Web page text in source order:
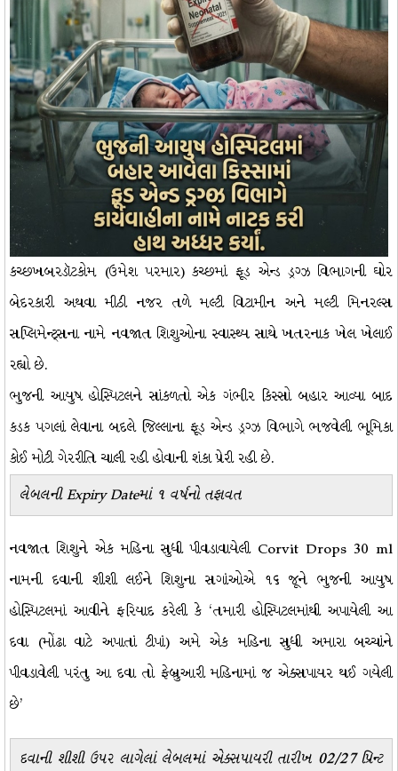
કચ્છખબરડૉટકોમ (ઉમેશ પરમાર) કચ્છમાં ફૂડ એન્ડ ડ્રગ્ઝ વિભાગની ઘોર
બેદરકારી અથવા મીઠી નજર તળે મલ્ટી વિટામીન અને મલ્ટી મિનરલ્સ
સપ્લિમેન્ટ્સના નામે નવજાત શિશુઓના સ્વાસ્થ્ય સાથે ખતરનાક ખેલ ખેલાઈ
રહ્યો છે.
ભુજની આયુષ હોસ્પિટલને સાંકળતો એક ગંભીર કિસ્સો બહાર આવ્યા બાદ
કડક પગલાં લેવાના બદલે જિલ્લાના ફૂડ એન્ડ ડ્રગ્ઝ વિભાગે ભજવેલી ભૂમિકા
કોઈ મોટી ગેરરીતિ ચાલી રહી હોવાની શંકા પ્રેરી રહી છે.
લેબલનીExpiry Dateમાં ૧ વર્ષનો તફાવત
નવજાત શિશુને એક મહિના સુધી પીવડાવાયેલી Corvit Drops 30 ml
નામની દવાની શીશી લઈને શિશુના સગાંઓએ ૧૬ જૂને ભુજની આયુષ
હોસ્પિટલમાં આવીને ફરિયાદ કરેલી કે ‘તમારી હોસ્પિટલમાંથી અપાયેલી આ
દવા (મોંઢા વાટે અપાતાં ટીપાં) અમે એક મહિના સુધી અમારા બચ્ચાંને
પીવડાવેલી પરંતુ આ દવા તો ફેબ્રુઆરી મહિનામાં જ એક્સપાયર થઈ ગયેલી
છે’
દવાની શીશી ઉપર લાગેલાં લેબલમાં એક્સપાયરી તારીખ 02/27 પ્રિન્ટ